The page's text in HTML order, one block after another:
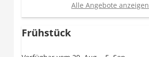
Alle Angebote anzeigen
Frühstück